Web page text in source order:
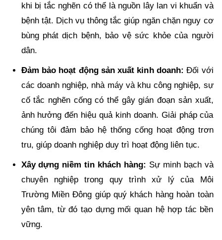
khi bị tắc nghẽn có thể là nguồn lây lan vi khuẩn và
bệnh tật. Dịch vụ thông tắc giúp ngăn chặn nguy cơ
bùng phát dịch bệnh, bảo vệ sức khỏe của người
dân.
Đảm bảo hoạt động sản xuất kinh doanh: Đối với
các doanh nghiệp, nhà máy và khu công nghiệp, sự
cố tắc nghẽn cống có thể gây gián đoạn sản xuất,
ảnh hưởng đến hiệu quả kinh doanh. Giải pháp của
chúng tôi đảm bảo hệ thống cống hoạt động trơn
tru, giúp doanh nghiệp duy trì hoạt động liên tục.
Xây dựng niềm tin khách hàng: Sự minh bạch và
chuyên nghiệp trong quy trình xử lý của Môi
Trường Miền Đông giúp quý khách hàng hoàn toàn
yên tâm, từ đó tạo dựng mối quan hệ hợp tác bền
vững.